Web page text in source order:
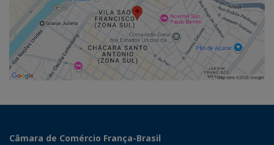
Câmara de Comércio França-Brasil